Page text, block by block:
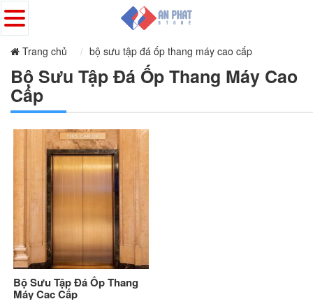
Trang chủ bộ sưu tập đá ốp thang máy cao cấp
Bộ Sưu Tập Đá Ốp Thang Máy Cao
Cấp
Bộ Sưu Tập Đá Ốp Thang
Máy Cac Cấp